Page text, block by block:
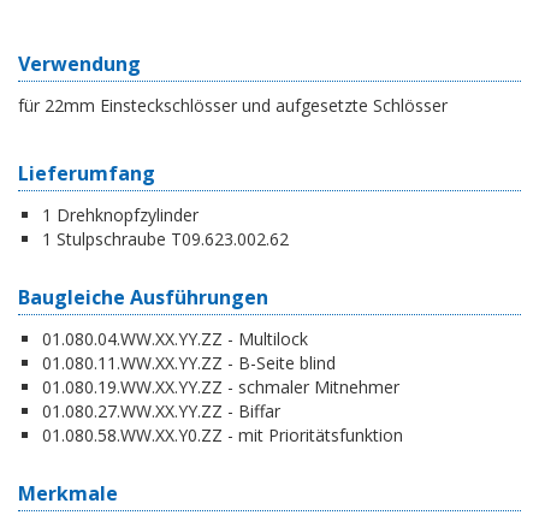
Verwendung
für 22mm Einsteckschlösser und aufgesetzte Schlösser
Lieferumfang
1 Drehknopfzylinder
1 Stulpschraube T09.623.002.62
Baugleiche Ausführungen
01.080.04.WW.XX.YY.ZZ - Multilock
01.080.11.WW.XX.YY.ZZ - B-Seite blind
01.080.19.WW.XX.YY.ZZ - schmaler Mitnehmer
01.080.27.WW.XX.YY.ZZ - Biffar
01.080.58.WW.XX.Y0.ZZ - mit Prioritätsfunktion
Merkmale